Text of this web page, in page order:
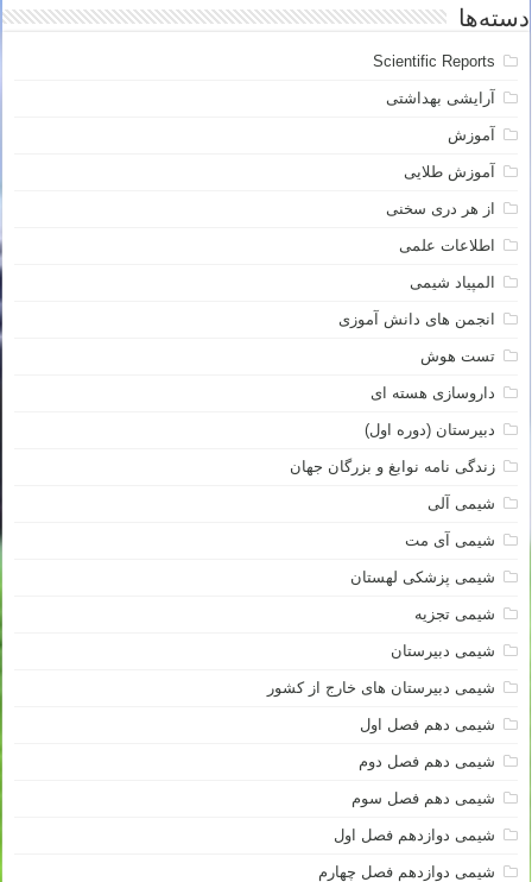
دسته‌ها
Scientific Reports
آرایشی بهداشتی
آموزش
آموزش طلایی
از هر دری سخنی
اطلاعات علمی
المپیاد شیمی
انجمن های دانش آموزی
تست هوش
داروسازی هسته ای
دبیرستان (دوره اول)
زندگی نامه نوابغ و بزرگان جهان
شیمی آلی
شیمی آی مت
شیمی پزشکی لهستان
شیمی تجزیه
شیمی دبیرستان
شیمی دبیرستان های خارج از کشور
شیمی دهم فصل اول
شیمی دهم فصل دوم
شیمی دهم فصل سوم
شیمی دوازدهم فصل اول
شیمی دوازدهم فصل چهارم